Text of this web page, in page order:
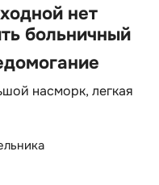
нет
больничный
насморк, легкая